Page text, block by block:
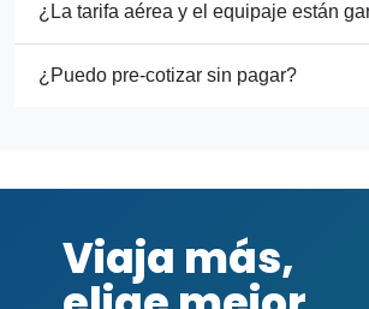
¿La tarifa aérea y el equipaje están
¿Puedo pre-cotizar sin pagar?
Viaja más,